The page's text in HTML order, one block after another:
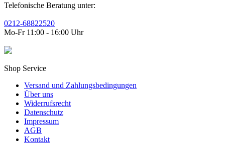
Telefonische Beratung unter:
0212-68822520
Mo-Fr 11:00 - 16:00 Uhr
Shop Service
Versand und Zahlungsbedingungen
Über uns
Widerrufsrecht
Datenschutz
Impressum
AGB
Kontakt